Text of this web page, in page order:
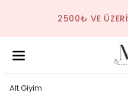
2500₺ VE
Alt Giyim